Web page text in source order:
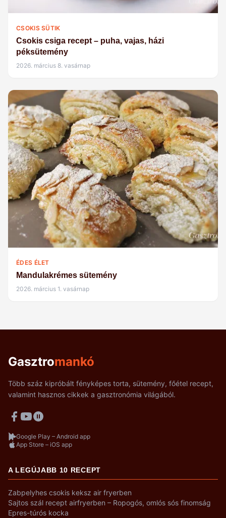
CSOKIS SÜTIK
Csokis csiga recept – puha, vajas, házi
péksütemény
2026. március 8. vasárnap
ÉDES ÉLET
Mandulakrémes sütemény
2026. március 1. vasárnap
Gasztromankó
Több száz kipróbált fényképes torta, sütemény, főétel recept,
valamint hasznos cikkek a gasztronómia világából.
Google Play – Android app
App Store – iOS app
A LEGÚJABB 10 RECEPT
Zabpelyhes csokis keksz air fryerben
Sajtos szál recept airfryerben – Ropogós, omlós sós finomság
Epres-túrós kocka